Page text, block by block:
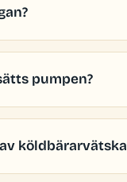
pumpen?